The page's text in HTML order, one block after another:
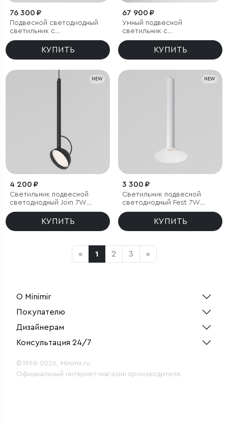
76 300 ₽
Подвесной светодиодный
светильник с
металлическими
плафонамиКУПИТЬ
67 900 ₽
Умный подвесной
светильник с
регулировкой яркости
КУПИТЬ
NEW
4 200 ₽
Светильник подвесной
светодиодный Join 7W
3000K черный
КУПИТЬ
NEW
3 300 ₽
Светильник подвесной
светодиодный Fest 7W
3000K белый
КУПИТЬ
« 1 2 3 »
О Minimir
Покупателю
Дизайнерам
Консультация 24/7
©1998-2026, Minimir.ru
Официальный интернет-магазин производителя.